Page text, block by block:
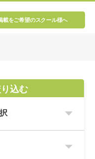
載をご希望のスクール様へ
込む